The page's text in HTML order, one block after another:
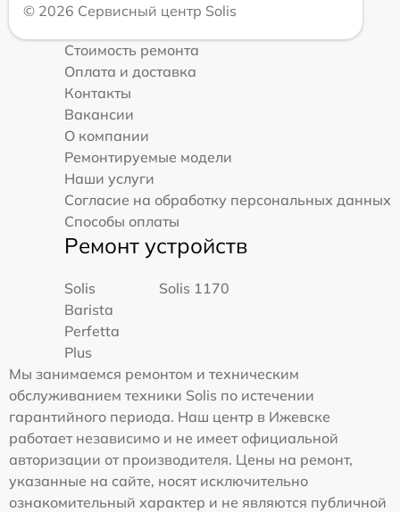
© 2026 Сервисный центр Solis
Стоимость ремонта
Оплата и доставка
Контакты
Вакансии
О компании
Ремонтируемые модели
Наши услуги
Согласие на обработку персональных данных
Способы оплаты
Ремонт устройств
Solis
Barista
Perfetta
Plus
Solis 1170
Мы занимаемся ремонтом и техническим
обслуживанием техники Solis по истечении
гарантийного периода. Наш центр в Ижевске
работает независимо и не имеет официальной
авторизации от производителя. Цены на ремонт,
указанные на сайте, носят исключительно
ознакомительный характер и не являются публичной